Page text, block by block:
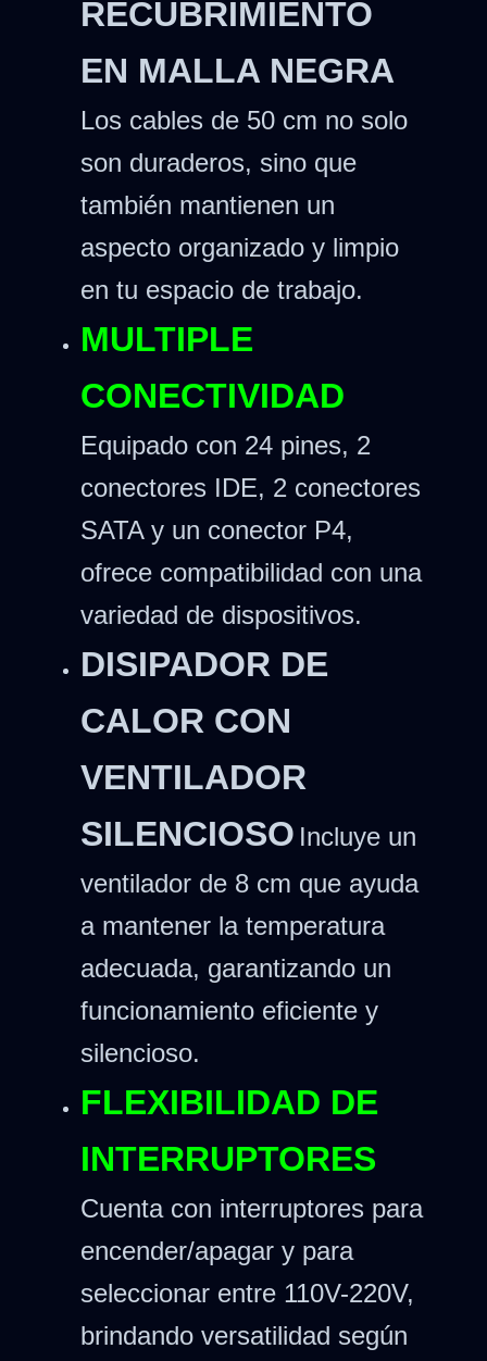
RECUBRIMIENTO
EN MALLA NEGRA
Los cables de 50 cm no solo
son duraderos, sino que
también mantienen un
aspecto organizado y limpio
en tu espacio de trabajo.
MULTIPLE
CONECTIVIDAD
Equipado con 24 pines, 2
conectores IDE, 2 conectores
SATA y un conector P4,
ofrece compatibilidad con una
variedad de dispositivos.
DISIPADOR DE
CALOR CON
VENTILADOR
SILENCIOSO Incluye un
ventilador de 8 cm que ayuda
a mantener la temperatura
adecuada, garantizando un
funcionamiento eficiente y
silencioso.
FLEXIBILIDAD DE
INTERRUPTORES
Cuenta con interruptores para
encender/apagar y para
seleccionar entre 110V-220V,
brindando versatilidad según